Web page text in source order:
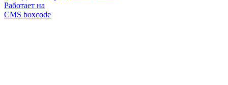
Работает на
CMS boxcode